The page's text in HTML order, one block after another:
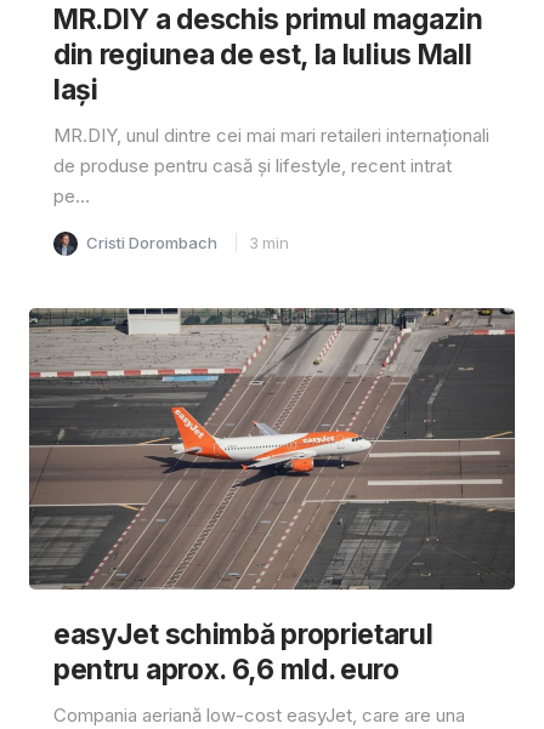
MR.DIY a deschis primul magazin
din regiunea de est, la Iulius Mall
Iași
MR.DIY, unul dintre cei mai mari retaileri internaționali
de produse pentru casă și lifestyle, recent intrat
pe...
Cristi Dorombach 3 min
easyJet schimbă proprietarul
pentru aprox. 6,6 mld. euro
Compania aeriană low-cost easyJet, care are una